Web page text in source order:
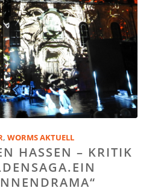
,WORMS AKTUELL
HASSEN – KRITIK